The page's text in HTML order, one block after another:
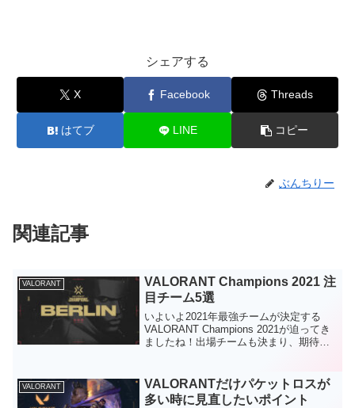
シェアする
X Facebook Threads
はてブ LINE コピー
ぶんちりー
関連記事
VALORANT
VALORANT Champions 2021 注
目チーム5選
いよいよ2021年最強チームが決定する
VALORANT Champions 2021が迫ってき
ましたね！出場チームも決まり、期待の
ムを5つピックアップして紹介してみま
し...
VALORANT
VALORANTだけパケットロスが
多い時に見直したいポイント